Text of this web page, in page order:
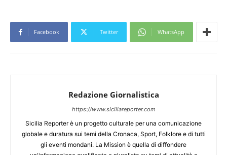
Facebook Twitter WhatsApp
Redazione Giornalistica
https://www.siciliareporter.com
Sicilia Reporter è un progetto culturale per una comunicazione
globale e duratura sui temi della Cronaca, Sport, Folklore e di tutti
gli eventi mondani. La Mission è quella di diffondere